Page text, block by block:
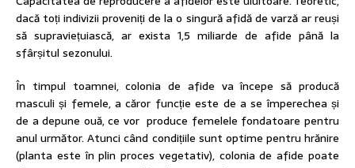
dacă toți indivizii proveniți de la o singură afidă de varză ar reuși
să supraviețuiască, ar exista 1,5 miliarde de afide până la
sfârșitul sezonului.
În timpul toamnei, colonia de afide va începe să producă
masculi și femele, a căror funcție este de a se împerechea și
de a depune ouă, ce vor produce femelele fondatoare pentru
anul următor. Atunci când condițiile sunt optime pentru hrănire
(planta este în plin proces vegetativ), colonia de afide poate